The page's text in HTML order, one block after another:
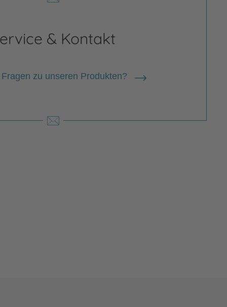
& Kontakt
zu unseren Produkten?